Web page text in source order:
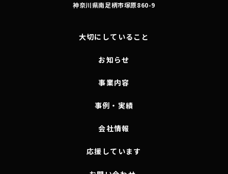
神奈川県南足柄市塚原860-9
大切にしていること
お知らせ
事業内容
事例・実績
会社情報
応援しています